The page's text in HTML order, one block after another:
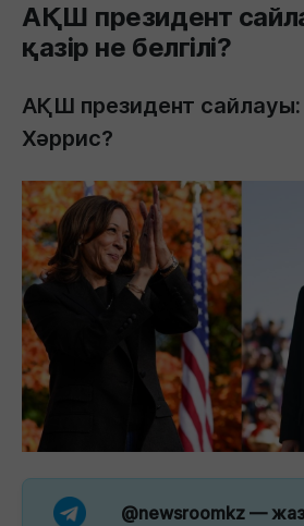
АҚШ президент
қазір не белгілі?
АҚШ президент
Хәррис?
@newsroomkz —